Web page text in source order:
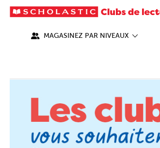
MAGASINEZ PAR NIVEAUX